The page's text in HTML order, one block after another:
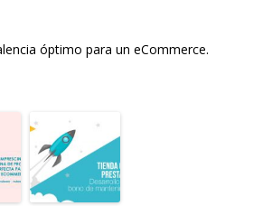
óptimo para un eCommerce.